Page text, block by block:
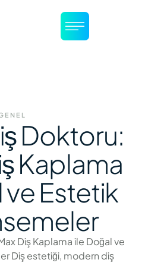
Doktoru:
Kaplama
ve Estetik
Diş Kaplama ile Doğal ve
Diş estetiği, modern diş